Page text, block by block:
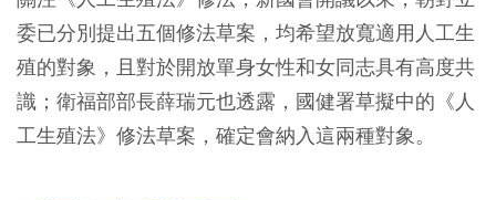
委已分別提出五個修法草案，均希望放寬適用人工生
殖的對象，且對於開放單身女性和女同志具有高度共
識；衛福部部長薛瑞元也透露，國健署草擬中的《人
工生殖法》修法草案，確定會納入這兩種對象。